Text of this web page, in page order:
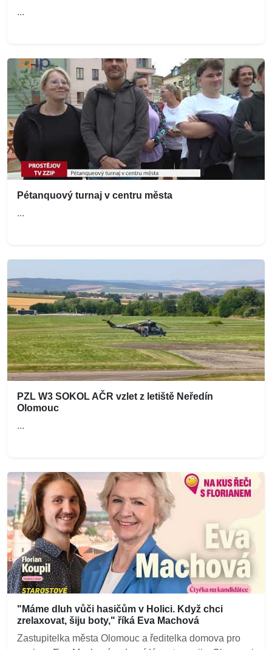
...
Pétanquový turnaj v centru města
...
PZL W3 SOKOL AČR vzlet z letiště Neředín
Olomouc
...
"Máme dluh vůči hasičům v Holici. Když chci
zrelaxovat, šiju boty," říká Eva Machová
Zastupitelka města Olomouc a ředitelka domova pro